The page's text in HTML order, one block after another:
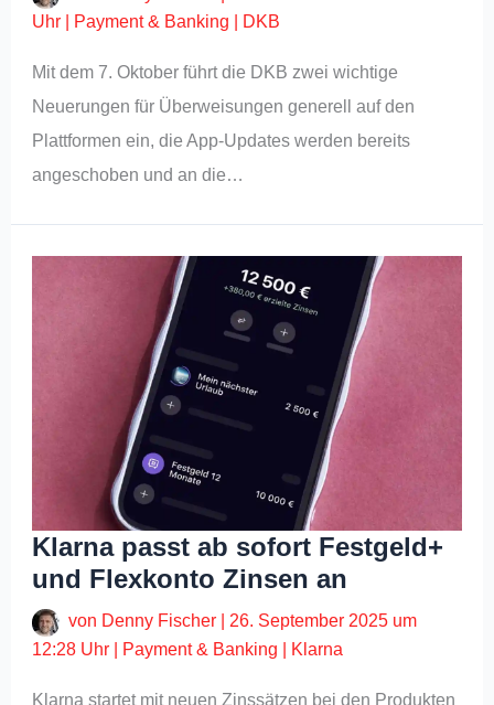
Uhr
Payment & Banking DKB
Mit dem 7. Oktober führt die DKB zwei wichtige
Neuerungen für Überweisungen generell auf den
Plattformen ein, die App-Updates werden bereits
angeschoben und an die…
Klarna passt ab sofort Festgeld+
und Flexkonto Zinsen an
von Denny Fischer |26. September 2025 um
12:28 Uhr
Payment & Banking Klarna
Klarna startet mit neuen Zinssätzen bei den Produkten